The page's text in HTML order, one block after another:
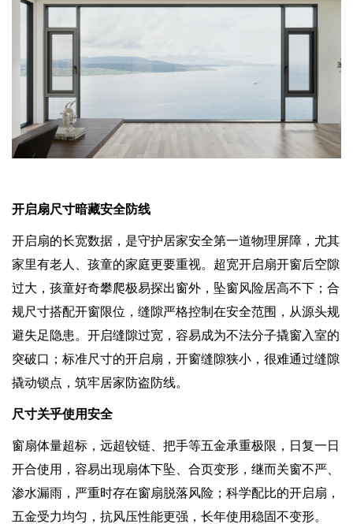
开启扇尺寸暗藏安全防线
开启扇的长宽数据，是守护居家安全第一道物理屏障，尤其
家里有老人、孩童的家庭更要重视。超宽开启扇开窗后空隙
过大，孩童好奇攀爬极易探出窗外，坠窗风险居高不下；合
规尺寸搭配开窗限位，缝隙严格控制在安全范围，从源头规
避失足隐患。开启缝隙过宽，容易成为不法分子撬窗入室的
突破口；标准尺寸的开启扇，开窗缝隙狭小，很难通过缝隙
撬动锁点，筑牢居家防盗防线。
尺寸关乎使用安全
窗扇体量超标，远超铰链、把手等五金承重极限，日复一日
开合使用，容易出现扇体下坠、合页变形，继而关窗不严、
渗水漏雨，严重时存在窗扇脱落风险；科学配比的开启扇，
五金受力均匀，抗风压性能更强，长年使用稳固不变形。